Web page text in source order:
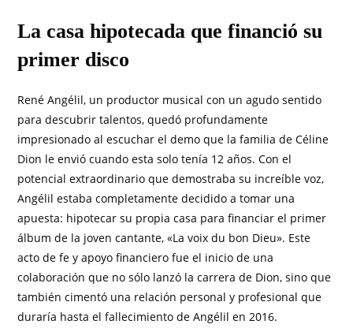
La casa hipotecada que financió su
primer disco
René Angélil, un productor musical con un agudo sentido
para descubrir talentos, quedó profundamente
impresionado al escuchar el demo que la familia de Céline
Dion le envió cuando esta solo tenía 12 años. Con el
potencial extraordinario que demostraba su increíble voz,
Angélil estaba completamente decidido a tomar una
apuesta: hipotecar su propia casa para financiar el primer
álbum de la joven cantante, «La voix du bon Dieu». Este
acto de fe y apoyo financiero fue el inicio de una
colaboración que no sólo lanzó la carrera de Dion, sino que
también cimentó una relación personal y profesional que
duraría hasta el fallecimiento de Angélil en 2016.